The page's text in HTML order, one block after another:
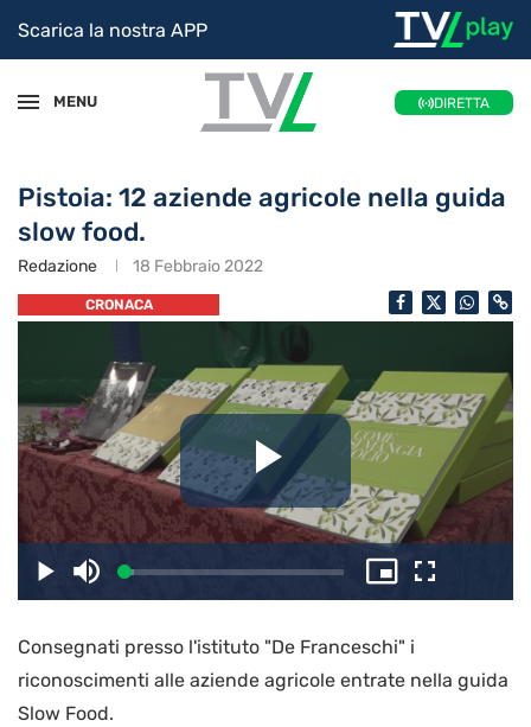
Scarica la nostra APP
MENU DIRETTA
Pistoia: 12 aziende agricole nella guida
slow food.
Redazione 18 Febbraio 2022
CRONACA
il
video
PlayDisattiva
l’audio
Caricato:
4.51%
Picture-
in-
Schermo
intero
Consegnati presso l'istituto "De Franceschi" i
riconoscimenti alle aziende agricole entrate nella guida
Slow Food.